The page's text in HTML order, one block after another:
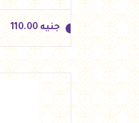
جنيه 110.00